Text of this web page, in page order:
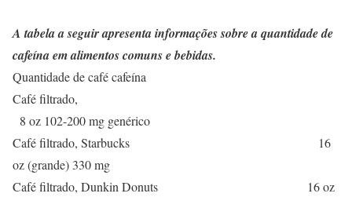
A tabela a seguir apresenta informações sobre a quantidade de
cafeína em alimentos comuns e bebidas.
Quantidade de café cafeína
Café filtrado,
8 oz 102-200 mg genérico
Café filtrado, Starbucks 16
oz (grande) 330 mg
Café filtrado, Dunkin Donuts 16 oz